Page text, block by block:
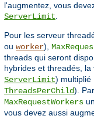
l'augmentez, vous
ServerLimit
Pour les serveur
ou worker),
threads qui seront
hybrides et threadés,
ServerLimit) multiplié
ThreadsPerChild).
MaxRequestWorkers
vous devez aussi